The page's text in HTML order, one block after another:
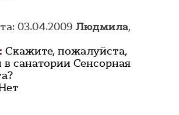
03.04.2009 Людмила,
Скажите, пожалуйста,
в санатории Сенсорная